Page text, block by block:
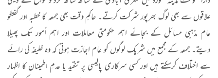
علاقوں سے بھی لوگ بھرپور شرکت کرتے۔ حاکمِ وقت بھی جمعہ کا خطبہ اور گفتگو
عام مذہبی مسائل کے بجائے اہم حکومتی معاملات اور اہم اُمور تک پھیلا
دیتے۔ جمعہ کے مجمع میں شریک لوگوں کو عام اجازت ہوتی کہ وہ خلیفہ کی رائے
سے اختلاف کرسکتے ہیں اور کسی سرکاری پالیسی پر تنقید یا عدمِ اطمینان کا اظہار